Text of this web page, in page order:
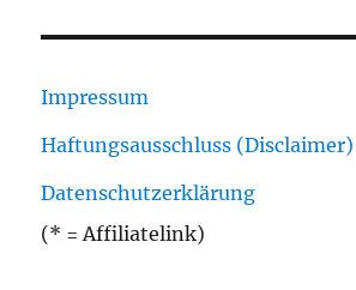
Impressum
Haftungsausschluss (Disclaimer)
Datenschutzerklärung
(* = Affiliatelink)